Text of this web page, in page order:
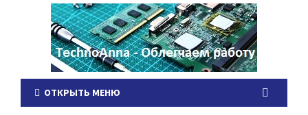
ОТКРЫТЬ МЕНЮ